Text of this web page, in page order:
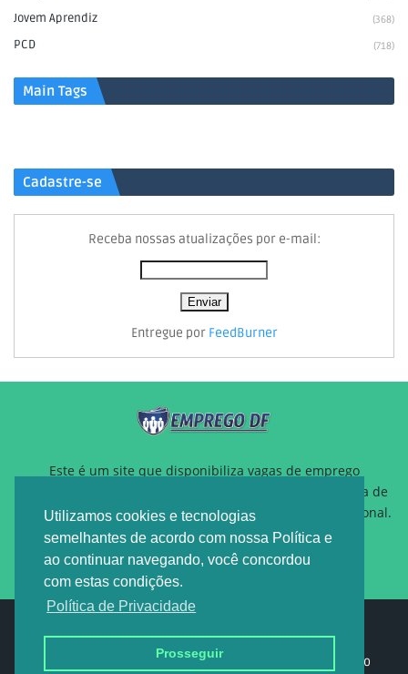
Utilizamos cookies e tecnologias
semelhantes de acordo com nossa Política e
ao continuar navegando, você concordou
com estas condições.
Política de Privacidade
Prosseguir
Jovem Aprendiz (368)
PCD (718)
Main Tags
Cadastre-se
Receba nossas atualizações por e-mail:
Entregue por FeedBurner
Este é um site que disponibiliza vagas de emprego
gratuitamente para auxiliar pessoas que estão a procura de
um novo emprego ou querem reposicionamento profissional.
Política de privacidade Contato